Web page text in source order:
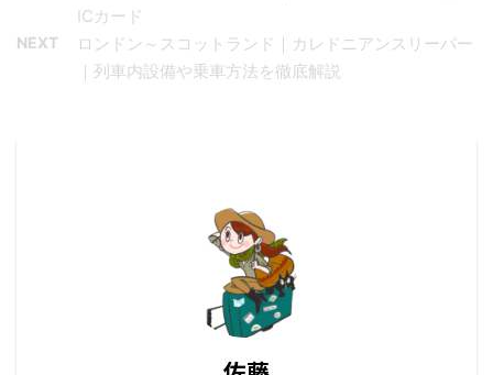
ICカード
NEXT
ロンドン～スコットランド｜カレドニアンスリーパー
｜列車内設備や乗車方法を徹底解説